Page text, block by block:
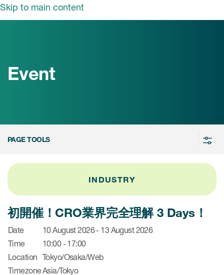
Skip to main content
ICON
ソリューション
ン
イト
採用情報
新卒採用
キャリア採用
Meet ICON members
ス
ICON （英語サイト）
へのお問い合わせ
Event
PAGE TOOLS
INDUSTRY
初開催！CRO業界完全理解 3 Days！
Date
10 August 2026 - 13 August 2026
Time
10:00 - 17:00
Location Tokyo/Osaka/Web
TimezoneAsia/Tokyo